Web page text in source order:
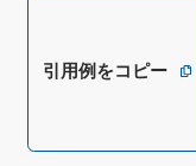
引用例をコピー